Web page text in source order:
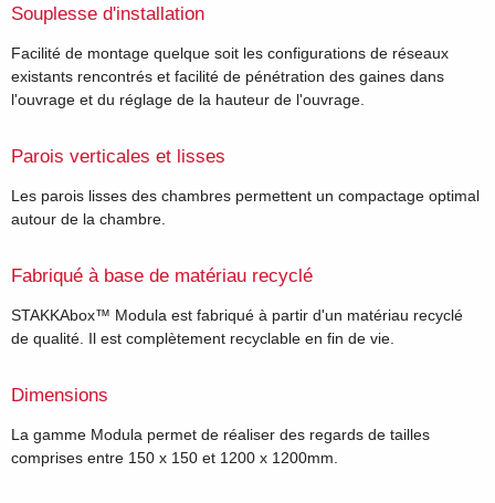
Souplesse d'installation
Facilité de montage quelque soit les configurations de réseaux
existants rencontrés et facilité de pénétration des gaines dans
l'ouvrage et du réglage de la hauteur de l'ouvrage.
Parois verticales et lisses
Les parois lisses des chambres permettent un compactage optimal
autour de la chambre.
Fabriqué à base de matériau recyclé
STAKKAbox™ Modula est fabriqué à partir d'un matériau recyclé
de qualité. Il est complètement recyclable en fin de vie.
Dimensions
La gamme Modula permet de réaliser des regards de tailles
comprises entre 150 x 150 et 1200 x 1200mm.